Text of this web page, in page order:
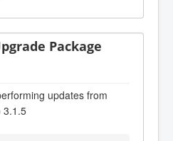
Package
updates from
3.1.5